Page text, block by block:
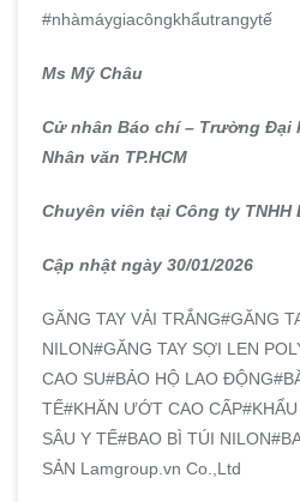
#nhàmáygiacôngkhẩutrangytế
Ms Mỹ Châu
Cử nhân Báo chí – Trường Đại
Nhân văn TP.HCM
Chuyên viên tại Công ty TNHH
Cập nhật ngày 30/01/2026
GĂNG TAY VẢI TRẮNG#GĂNG
NILON#GĂNG TAY SỢI LEN
CAO SU#BẢO HỘ LAO
TẾ#KHĂN ƯỚT CAO
SÂU Y TẾ#BAO BÌ TÚI
SẢN Lamgroup.vn Co.,Ltd